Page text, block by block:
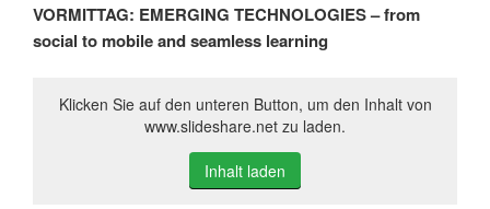
VORMITTAG: EMERGING TECHNOLOGIES – from
social to mobile and seamless learning
Klicken Sie auf den unteren Button, um den Inhalt von
www.slideshare.net zu laden.
Inhalt laden